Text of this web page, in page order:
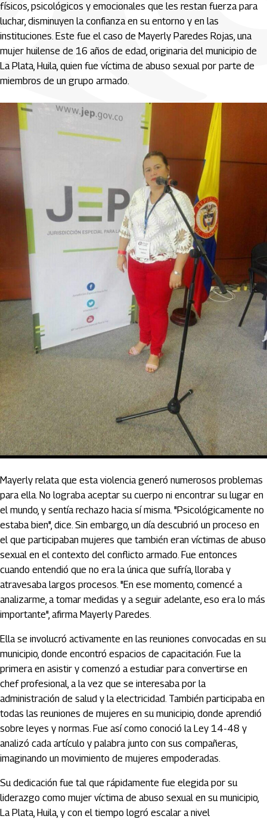
físicos, psicológicos y emocionales que les restan fuerza para
luchar, disminuyen la confianza en su entorno y en las
instituciones. Este fue el caso de Mayerly Paredes Rojas, una
mujer huilense de 16 años de edad, originaria del municipio de
La Plata, Huila, quien fue víctima de abuso sexual por parte de
miembros de un grupo armado.
Mayerly relata que esta violencia generó numerosos problemas
para ella. No lograba aceptar su cuerpo ni encontrar su lugar en
el mundo, y sentía rechazo hacia sí misma. "Psicológicamente no
estaba bien", dice. Sin embargo, un día descubrió un proceso en
el que participaban mujeres que también eran víctimas de abuso
sexual en el contexto del conflicto armado. Fue entonces
cuando entendió que no era la única que sufría, lloraba y
atravesaba largos procesos. "En ese momento, comencé a
analizarme, a tomar medidas y a seguir adelante, eso era lo más
importante", afirma Mayerly Paredes.
Ella se involucró activamente en las reuniones convocadas en su
municipio, donde encontró espacios de capacitación. Fue la
primera en asistir y comenzó a estudiar para convertirse en
chef profesional, a la vez que se interesaba por la
administración de salud y la electricidad. También participaba en
todas las reuniones de mujeres en su municipio, donde aprendió
sobre leyes y normas. Fue así como conoció la Ley 14-48 y
analizó cada artículo y palabra junto con sus compañeras,
imaginando un movimiento de mujeres empoderadas.
Su dedicación fue tal que rápidamente fue elegida por su
liderazgo como mujer víctima de abuso sexual en su municipio,
La Plata, Huila, y con el tiempo logró escalar a nivel